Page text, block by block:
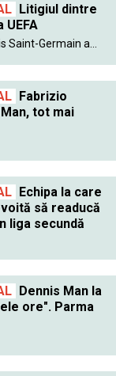
Litigiul dintre
UEFA
Germain a...
Fabrizio
tot mai
Echipa la care
să readucă
liga secundă
Dennis Man la
ore". Parma